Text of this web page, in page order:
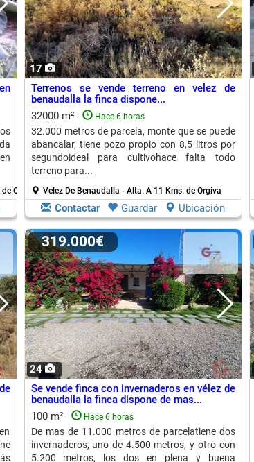
Orgiva
17
Terrenos se vende terreno en velez de
benaudalla la finca dispone...
32000 m²
Hace 6 horas
32.000 metros de parcela, monte que se puede
abancalar, tiene pozo propio con 8,5 litros por
segundoideal para cultivohace falta todo
terreno para...
Velez De Benaudalla - Alta. A 11 Kms. de Orgiva
Contactar Guardar Ubicación
24
319.000€
Se vende finca con invernaderos en vélez de
benaudalla la finca dispone de mas...
100 m²
Hace 6 horas
De mas de 11.000 metros de parcelatiene dos
invernaderos, uno de 4.500 metros, y otro con
5.200 metros, los dos en plena y buena